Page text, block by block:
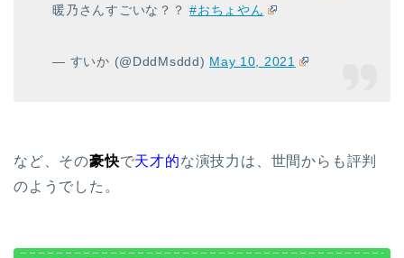
暖乃さんすごいな？？#おちょやん
— すいか (@DddMsddd) May 10, 2021
など、その豪快で天才的な演技力は、世間からも評判
のようでした。